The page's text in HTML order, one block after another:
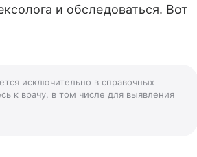
и обследоваться. Вот
исключительно в справочных
к врачу, в том числе для выявления